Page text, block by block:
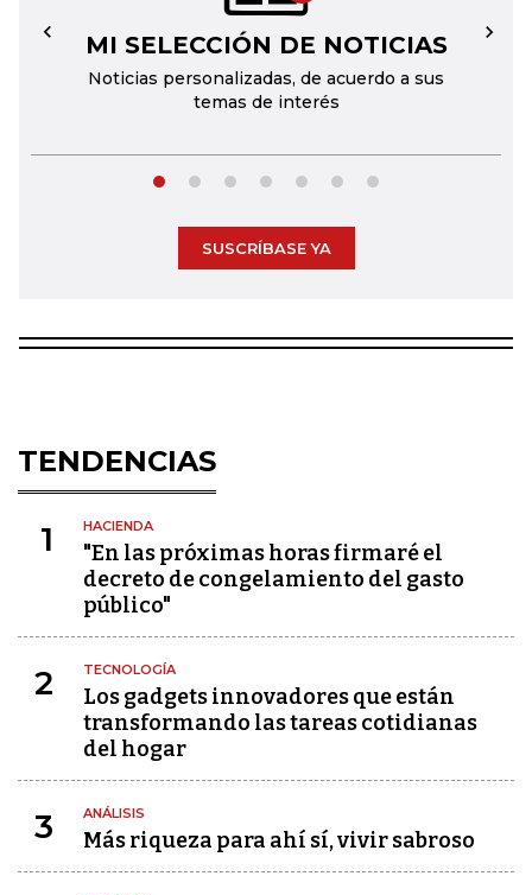
MI SELECCIÓN DE NOTICIAS
Noticias personalizadas, de acuerdo a sus
temas de interés
← →
SUSCRÍBASE YA
TENDENCIAS
1 HACIENDA
"En las próximas horas firmaré el
decreto de congelamiento del gasto
público"
2 TECNOLOGÍA
Los gadgets innovadores que están
transformando las tareas cotidianas
del hogar
3 ANÁLISIS
Más riqueza para ahí sí, vivir sabroso